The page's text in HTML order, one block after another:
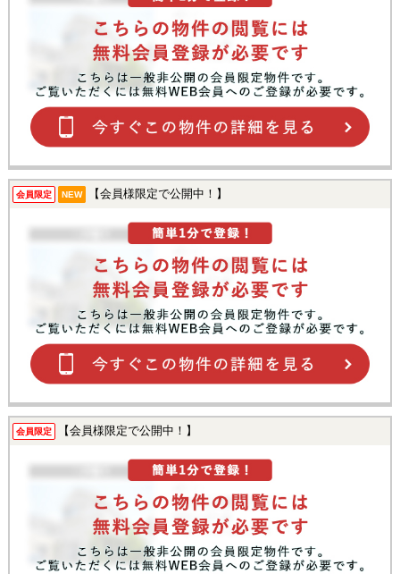
会員限定 NEW 【会員様限定で公開中！】
会員限定 【会員様限定で公開中！】